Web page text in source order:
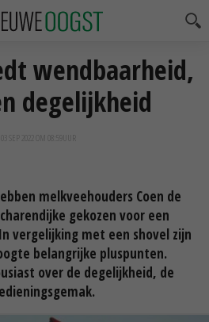
wendbaarheid,
degelijkheid
03 SEP 2022 OM 08:59
melkveehouders Coen de
gekozen voor een
vergelijking met een shovel zijn
belangrijke pluspunten.
over de degelijkheid, de